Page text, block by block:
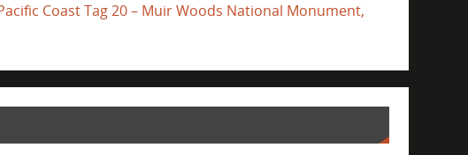
Coast Tag 20 – Muir Woods National Monument,